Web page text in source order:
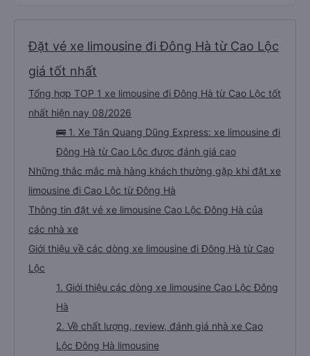
Đặt vé xe limousine đi Đông Hà từ Cao Lộc
giá tốt nhất
Tổng hợp TOP 1 xe limousine đi Đông Hà từ Cao Lộc tốt
nhất hiện nay 08/2026
🚌 1. Xe Tân Quang Dũng Express: xe limousine đi
Đông Hà từ Cao Lộc được đánh giá cao
Những thắc mắc mà hàng khách thường gặp khi đặt xe
limousine đi Cao Lộc từ Đông Hà
Thông tin đặt vé xe limousine Cao Lộc Đông Hà của
các nhà xe
Giới thiệu về các dòng xe limousine đi Đông Hà từ Cao
Lộc
1. Giới thiệu các dòng xe limousine Cao Lộc Đông
Hà
2. Về chất lượng, review, đánh giá nhà xe Cao
Lộc Đông Hà limousine